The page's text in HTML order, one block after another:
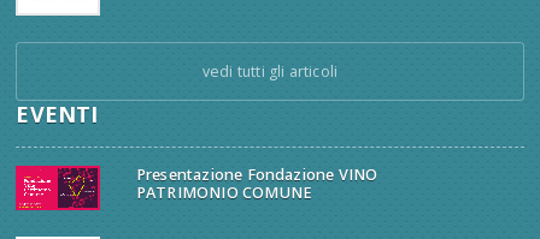
vedi tutti gli articoli
EVENTI
Presentazione Fondazione VINO
PATRIMONIO COMUNE